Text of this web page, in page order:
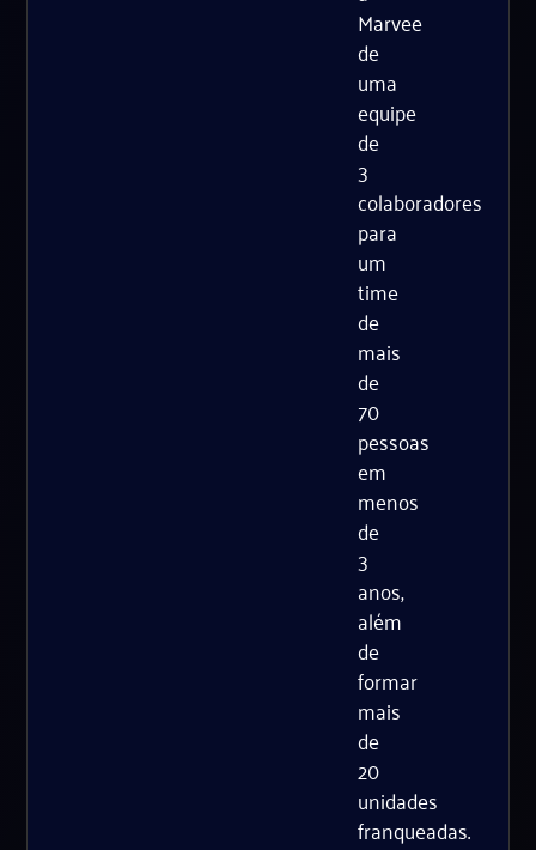
Marvee
de
uma
equipe
de
3
colaboradores
para
um
time
de
mais
de
70
pessoas
em
menos
de
3
anos,
além
de
formar
mais
de
20
unidades
franqueadas.